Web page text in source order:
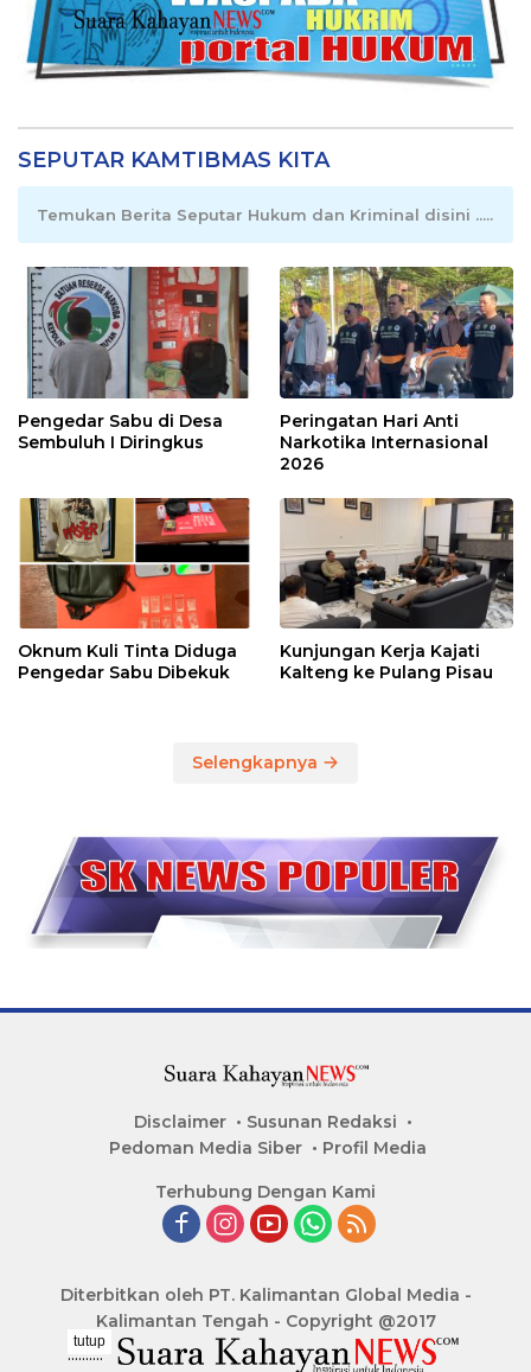
SEPUTAR KAMTIBMAS KITA
Temukan Berita Seputar Hukum dan Kriminal disini .....
Pengedar Sabu di Desa
Sembuluh I Diringkus
Peringatan Hari Anti
Narkotika Internasional
2026
Oknum Kuli Tinta Diduga
Pengedar Sabu Dibekuk
Kunjungan Kerja Kajati
Kalteng ke Pulang Pisau
Selengkapnya
Disclaimer
Susunan Redaksi
Pedoman Media Siber
Profil Media
Terhubung Dengan Kami
Diterbitkan oleh PT. Kalimantan Global Media -
Kalimantan Tengah - Copyright @2017
tutup
..........